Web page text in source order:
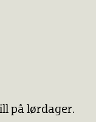
på lørdager.